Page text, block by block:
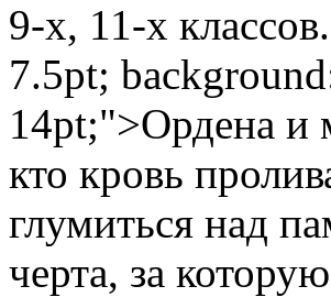
9-х, 11-х
7.5pt;
14pt;">Ордена и
кто кровь
глумиться над
черта, за